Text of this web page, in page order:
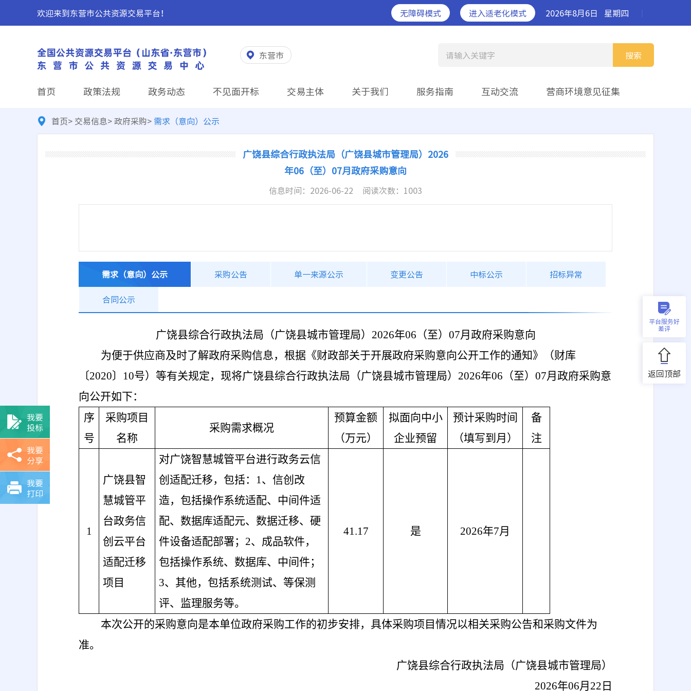
欢迎来到东营市公共资源交易平台！ 无障碍模式 进入适老化模式 2026年8月6日 星期四
东营市 搜索
请输入关键字
首页 政策法规 政务动态 不见面开标 交易主体 关于我们 服务指南 互动交流 营商环境意见征集
平台服务好
差评
返回顶部
首页> 交易信息>政府采购> 需求（意向）公示
广饶县综合行政执法局（广饶县城市管理局）2026
年06（至）07月政府采购意向
信息时间： 2026-06-22 阅读次数： 1003
需求（意向）公示 采购公告 单一来源公示 变更公告 中标公示 招标异常
合同公示
广饶县综合行政执法局（广饶县城市管理局） 2026年06（至）07月政府采购意向
为便于供应商及时了解政府采购信息，根据《财政部关于开展政府采购意向公开工作的通知》（财库
〔2020〕10号）等有关规定，现将广饶县综合行政执法局（广饶县城市管理局）2026年06（至）07月政府采购意
向公开如下：
序
号
采购项目
名称
采购需求概况
预算金额
（万元）
拟面向中小
企业预留
预计采购时间
（填写到月）
备
注
1
广饶县智
慧城管平
台政务信
创云平台
适配迁移
项目
对广饶智慧城管平台进行政务云信
创适配迁移，包括： 1、信创改
造，包括操作系统适配、中间件适
配、数据库适配元、数据迁移、硬
件设备适配部署；2、成品软件，
包括操作系统、数据库、中间件；
3、其他，包括系统测试、等保测
评、监理服务等。
41.17 是 2026年7月
本次公开的采购意向是本单位政府采购工作的初步安排，具体采购项目情况以相关采购公告和采购文件为
准。
广饶县综合行政执法局（广饶县城市管理局）
2026年06月22日
我要
投标
我要
分享
我要
打印